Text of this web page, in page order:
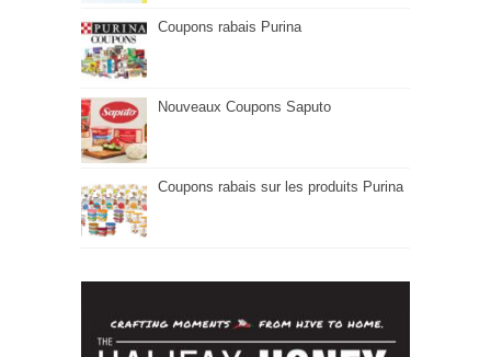
Coupons rabais Purina
Nouveaux Coupons Saputo
Coupons rabais sur les produits Purina